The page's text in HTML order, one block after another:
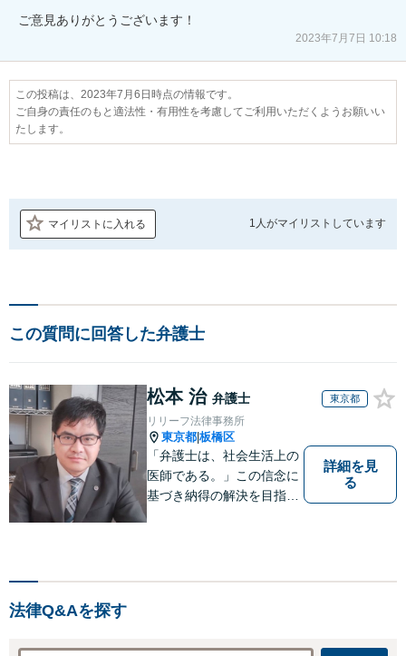
ご意見ありがとうございます！
2023年7月7日 10:18
この投稿は、2023年7月6日時点の情報です。
ご自身の責任のもと適法性・有用性を考慮してご利用いただくようお願いい
たします。
マイリストに入れる 1人がマイリストしています
この質問に回答した弁護士
松本 治 弁護士 東京都
リリーフ法律事務所
東京都 板橋区
「弁護士は、社会生活上の
医師である。」この信念に
基づき納得の解決を目指し
詳細を見
る
法律Q&Aを探す